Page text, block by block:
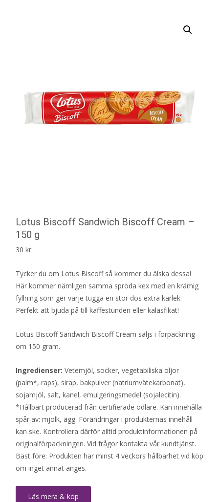
Lotus Biscoff Sandwich Biscoff Cream –
150 g
30 kr
Tycker du om Lotus Biscoff så kommer du älska dessa!
Här kommer nämligen samma spröda kex med en krämig
fyllning som ger varje tugga en stor dos extra kärlek.
Perfekt att bjuda på till kaffestunden eller kalasfikat!
Lotus Biscoff Sandwich Biscoff Cream säljs i förpackning
om 150 gram.
Ingredienser: Vetemjöl, socker, vegetabiliska oljor
(palm*, raps), sirap, bakpulver (natriumvätekarbonat),
sojamjöl, salt, kanel, emulgeringsmedel (sojalecitin).
*Hållbart producerad från certifierade odlare. Kan innehålla
spår av: mjölk, ägg. Förändringar i produkternas innehåll
kan ske. Kontrollera därför alltid produktinformationen på
originalförpackningen. Vid frågor kontakta vår kundtjänst.
Bäst före: Produkten har minst 4 veckors hållbarhet vid köp
om inget annat anges.
Läs mera & köp